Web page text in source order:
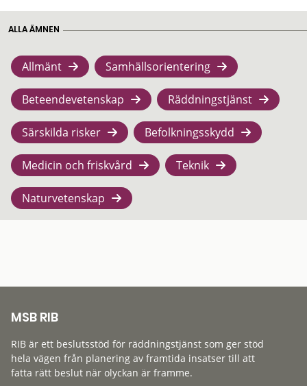
ALLA ÄMNEN
Allmänt Samhällsorientering
Beteendevetenskap Räddningstjänst
Särskilda risker Befolkningsskydd
Medicin och friskvård Teknik
Naturvetenskap
MSB RIB
RIB är ett beslutsstöd för räddningstjänst som ger stöd
hela vägen från planering av framtida insatser till att
fatta rätt beslut när olyckan är framme.